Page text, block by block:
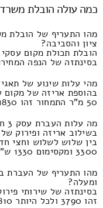
כמה עולה הובלת
ציון והסביבה?
הובלת תכולת מקום
בסינתזה של הנפה המחירון זהו 680 ולכל
מהי עלות שינוע של
בהוספת אריזה של מקום
50 מ"ר התמחור זהו 1830 ומקסימום 90 שקל.
מה עלות העברת עסק 3 חדרים בשבי ציון?
בשילוב אריזה ופירוק
בין שלוש לשלוש וחצי
3300 ומקסימום 1330 ש"ח.
ומעלה?
זהו 3790 ולכל היותר 1810 ש"ח.